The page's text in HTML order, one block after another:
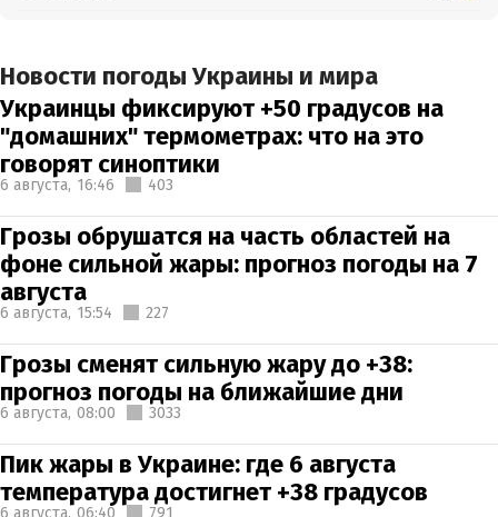
Новости погоды Украины и мира
Украинцы фиксируют +50 градусов на
"домашних" термометрах: что на это
говорят синоптики
6 августа, 16:46 403
Грозы обрушатся на часть областей на
фоне сильной жары: прогноз погоды на 7
августа
6 августа, 15:54 227
Грозы сменят сильную жару до +38:
прогноз погоды на ближайшие дни
6 августа, 08:00 3033
Пик жары в Украине: где 6 августа
температура достигнет +38 градусов
6 августа, 06:40 791